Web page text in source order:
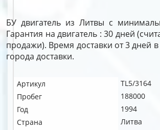
БУ двигатель из Литвы с
Гарантия на двигатель : 30 дней
продажи). Время доставки от 3 дней
города доставки.
Артикул
TL5/3164
Пробег
188000
Год
1994
Страна
Литва